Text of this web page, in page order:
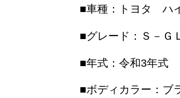
■車種：トヨタ ハ
■グレード：Ｓ－Ｇ
■年式：令和3年式
■ボディカラー：ブ